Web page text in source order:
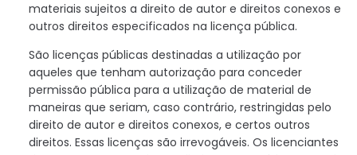
materiais sujeitos a direito de autor e direitos conexos e
outros direitos especificados na licença pública.
São licenças públicas destinadas a utilização por
aqueles que tenham autorização para conceder
permissão pública para a utilização de material de
maneiras que seriam, caso contrário, restringidas pelo
direito de autor e direitos conexos, e certos outros
direitos. Essas licenças são irrevogáveis. Os licenciantes